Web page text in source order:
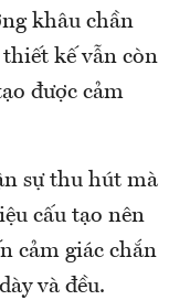
khâu chần
kế vẫn còn
được cảm
sự thu hút mà
cấu tạo nên
cảm giác chắn
và đều.